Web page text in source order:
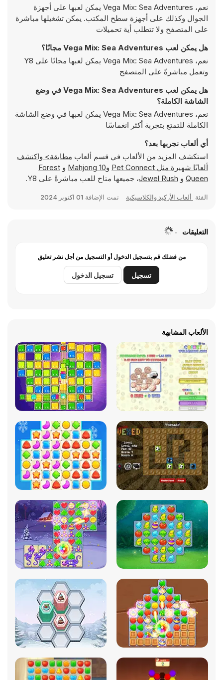
نعم، Vega Mix: Sea Adventures يمكن لعبها على أجهزة
الجوال وكذلك على أجهزة سطح المكتب. يمكن تشغيلها مباشرة
على المتصفح ولا تتطلب أية تحميلات
هل يمكن لعب Vega Mix: Sea Adventures مجانًا؟
نعم، Vega Mix: Sea Adventures يمكن لعبها مجانًا على Y8
وتعمل مباشرةً على المتصفح
هل يمكن لعب Vega Mix: Sea Adventures في وضع
الشاشة الكاملة؟
نعم، Vega Mix: Sea Adventures يمكن لعبها في وضع الشاشة
الكاملة للتمتع بتجربة أكثر انغماسًا
أي ألعاب نجربها بعد؟
استكشف المزيد من الألعاب في قسم ألعاب
مطابقة> واكتشف
ألعابًا شهيرة مثل Pet Connect و10 Mahjong و Forest
Queen و Jewel Rush، جميعها متاح للعب مباشرةً على Y8.
الفئة ألعاب الأركيد والكلاسيكية تمت الإضافة 01 اكتوبر 2024
التعليقات
من فضلك قم بتسجيل الدخول أو التسجيل من أجل نشر تعليق
تسجيل تسجيل الدخول
الألعاب المشابهة